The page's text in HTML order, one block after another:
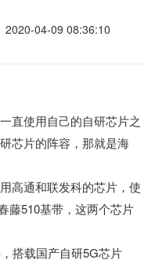
2020-04-09 08:36:10
直使用自己的自研芯片之
芯片的阵容，那就是海
高通和联发科的芯片，使
藤510基带，这两个芯片